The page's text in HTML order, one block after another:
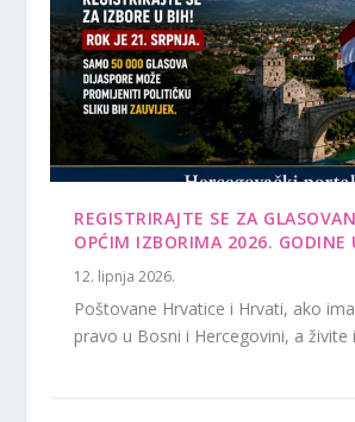
REGISTRIRAJTE SE ZA
OPĆIM IZBORIMA 2026. GODINE
12. lipnja 2026.
Poštovane Hrvatice i Hrvati, ako
pravo u Bosni i Hercegovini, a živite